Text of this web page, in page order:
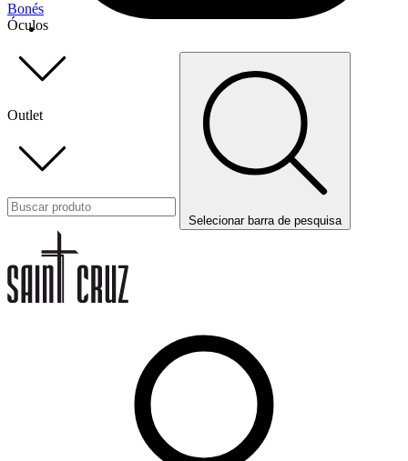
Bonés
Óculos
Outlet
Selecionar barra de pesquisa